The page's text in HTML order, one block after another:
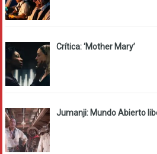
Crítica: ‘Mother Mary’
Jumanji: Mundo Abierto